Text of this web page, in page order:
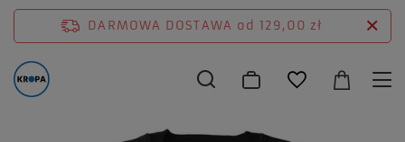
DARMOWA DOSTAWA od 129,00 zł